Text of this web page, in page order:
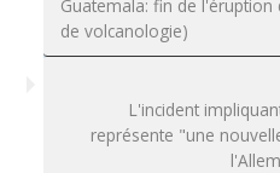
Guatemala: fin de
de volcanologie)
L'incident
représente "une